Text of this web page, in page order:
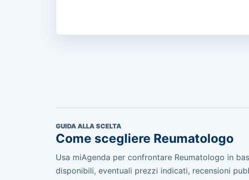
GUIDA ALLA SCELTA
Come scegliere Reumatologo
Usa miAgenda per confrontare Reumatologo in
disponibili, eventuali prezzi indicati, recensioni